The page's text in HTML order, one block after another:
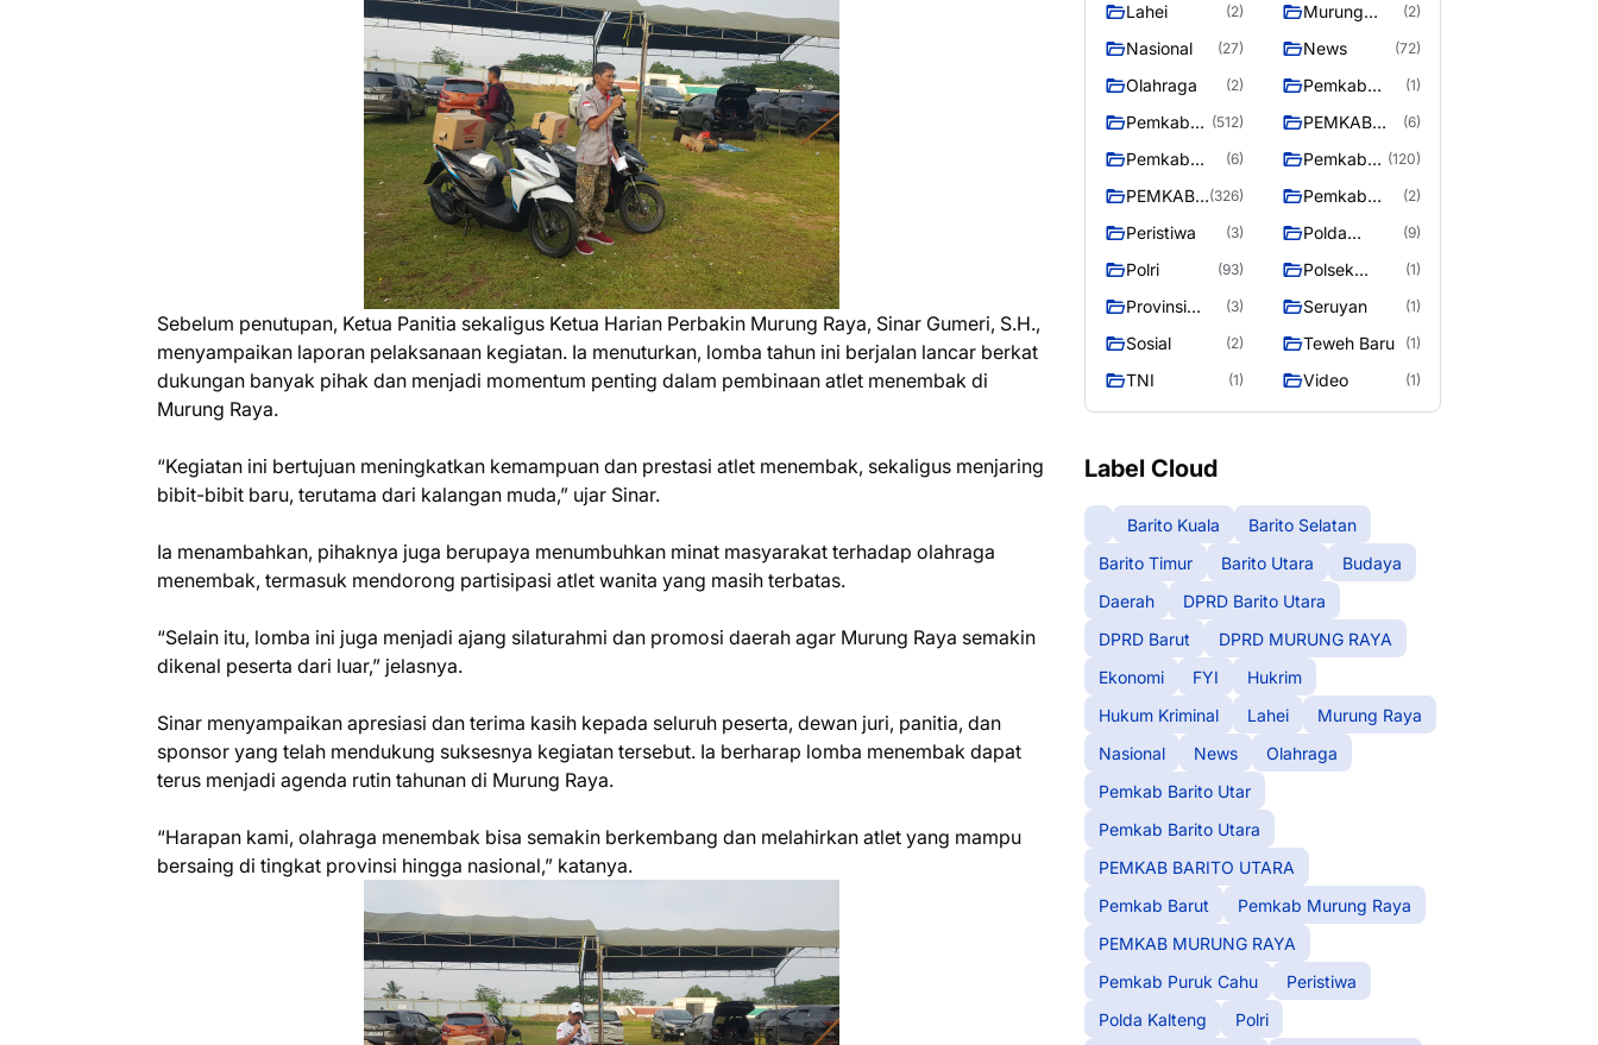
Sebelum penutupan, Ketua Panitia sekaligus Ketua Harian Perbakin Murung Raya, Sinar Gumeri, S.H.,
menyampaikan laporan pelaksanaan kegiatan. Ia menuturkan, lomba tahun ini berjalan lancar berkat
dukungan banyak pihak dan menjadi momentum penting dalam pembinaan atlet menembak di
Murung Raya.
“Kegiatan ini bertujuan meningkatkan kemampuan dan prestasi atlet menembak, sekaligus menjaring
bibit-bibit baru, terutama dari kalangan muda,” ujar Sinar.
Ia menambahkan, pihaknya juga berupaya menumbuhkan minat masyarakat terhadap olahraga
menembak, termasuk mendorong partisipasi atlet wanita yang masih terbatas.
“Selain itu, lomba ini juga menjadi ajang silaturahmi dan promosi daerah agar Murung Raya semakin
dikenal peserta dari luar,” jelasnya.
Sinar menyampaikan apresiasi dan terima kasih kepada seluruh peserta, dewan juri, panitia, dan
sponsor yang telah mendukung suksesnya kegiatan tersebut. Ia berharap lomba menembak dapat
terus menjadi agenda rutin tahunan di Murung Raya.
“Harapan kami, olahraga menembak bisa semakin berkembang dan melahirkan atlet yang mampu
bersaing di tingkat provinsi hingga nasional,” katanya.
Lahei (2)
Murung
(2)
Nasional (27) News (72)
Olahraga (2)
Pemkab
(1)
Pemkab
Utara
(512)
PEMKAB
UTARA
(6)
Pemkab
(6)
Pemkab
Raya
(120)
PEMKAB
RAYA
(326)
Pemkab
(2)
Peristiwa (3)
Polda
(9)
Polri (93)
Polsek
(1)
Provinsi
(3) Seruyan (1)
Sosial (2) Teweh Baru (1)
TNI (1) Video (1)
Label Cloud
Barito Kuala
Barito Selatan
Barito Timur
Barito Utara
Budaya
Daerah
DPRD Barito Utara
DPRD Barut
DPRD MURUNG RAYA
Ekonomi
FYI
Hukrim
Hukum Kriminal
Lahei
Murung Raya
Nasional
News
Olahraga
Pemkab Barito Utar
Pemkab Barito Utara
PEMKAB BARITO UTARA
Pemkab Barut
Pemkab Murung Raya
PEMKAB MURUNG RAYA
Pemkab Puruk Cahu
Peristiwa
Polda Kalteng
Polri